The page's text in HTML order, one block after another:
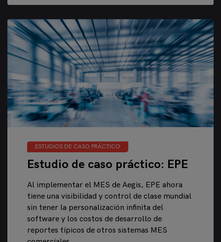
ESTUDIOS DE CASO PRÁCTICO
Estudio de caso práctico: EPE
Al implementar el MES de Aegis, EPE ahora
tiene una visibilidad y control de clase mundial
sin tener la personalización infinita del
software y los costos de desarrollo de
reportes típicos de otros sistemas MES